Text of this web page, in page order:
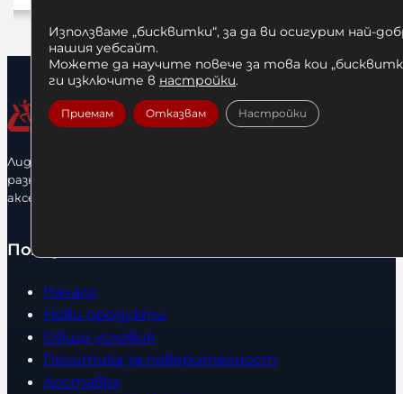
Лидерфитнес е водещ вносител и представител на голямо
разнообразие от бойна екипировка, фитнес уреди и
аксесоари.
Полезно
Начало
Нови продукти
Общи условия
Политика за поверителност
Доставка
Използваме „бисквитки“, за да ви осигурим най-
нашия уебсайт.
Можете да научите повече за това кои
ги изключите в настройки.
Приемам Отказвам Настройки